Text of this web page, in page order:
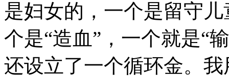
是妇女的，一个是留守
个是“造血”，一个就是“
还设立了一个循环金。